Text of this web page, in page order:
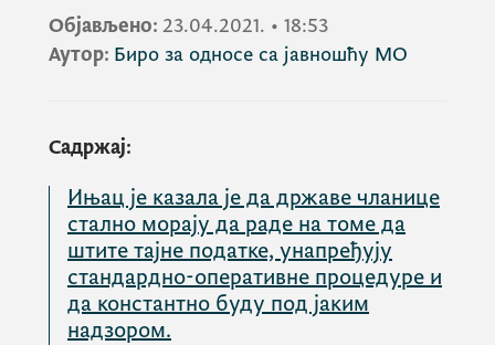
Објављено: 23.04.2021. • 18:53
Аутор: Биро за односе са јавношћу МО
Садржај:
Ињац је казала је да државе чланице
стално морају да раде на томе да
штите тајне податке, унапређују
стандардно-оперативне процедуре и
да константно буду под јаким
надзором.